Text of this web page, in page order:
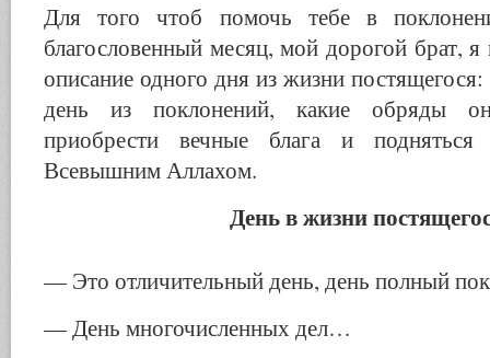
Для того чтоб помочь тебе в
благословенный месяц, мой дорогой брат, я
описание одного дня из жизни постящегося:
день из поклонений, какие обряды
приобрести вечные блага и
Всевышним Аллахом.
День в жизни
— Это отличительный день, день полный
— День многочисленных дел…